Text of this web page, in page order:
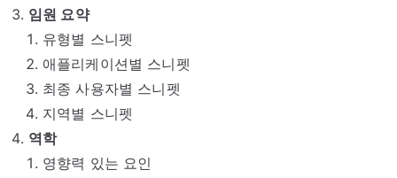
임원 요약
유형별 스니펫
애플리케이션별 스니펫
최종 사용자별 스니펫
지역별 스니펫
역학
영향력 있는 요인